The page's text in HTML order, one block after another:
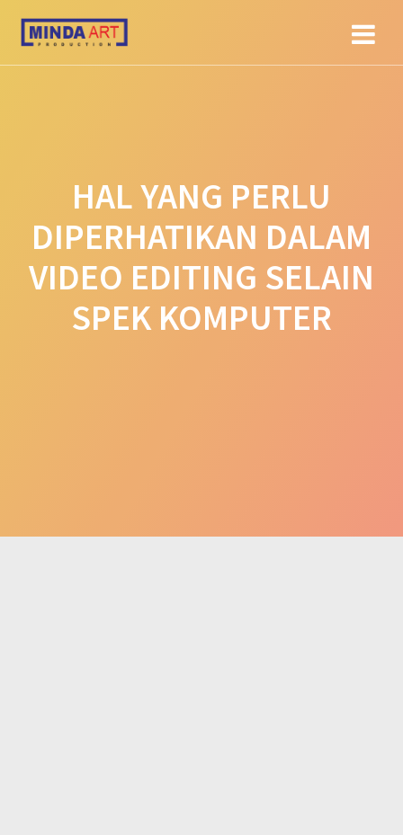
HAL YANG PERLU
DIPERHATIKAN DALAM
VIDEO EDITING SELAIN
SPEK KOMPUTER